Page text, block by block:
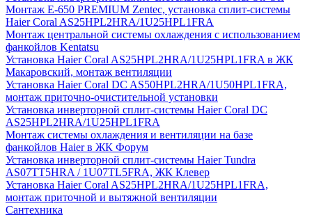
Монтаж E-650 PREMIUM Zentec, установка сплит-системы
Haier Coral AS25HPL2HRA/1U25HPL1FRA
Монтаж центральной системы охлаждения с использованием
фанкойлов Kentatsu
Установка Haier Coral AS25HPL2HRA/1U25HPL1FRA в ЖК
Макаровский, монтаж вентиляции
Установка Haier Coral DC AS50HPL2HRA/1U50HPL1FRA,
монтаж приточно-очистительной установки
Установка инверторной сплит-системы Haier Coral DC
AS25HPL2HRA/1U25HPL1FRA
Монтаж системы охлаждения и вентиляции на базе
фанкойлов Haier в ЖК Форум
Установка инверторной сплит-системы Haier Tundra
AS07TT5HRA / 1U07TL5FRA, ЖК Клевер
Установка Haier Coral AS25HPL2HRA/1U25HPL1FRA,
монтаж приточной и вытяжной вентиляции
Сантехника